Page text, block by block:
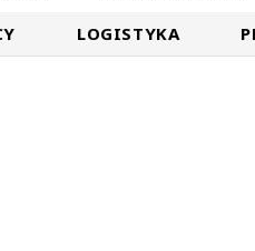
LOGISTYKA